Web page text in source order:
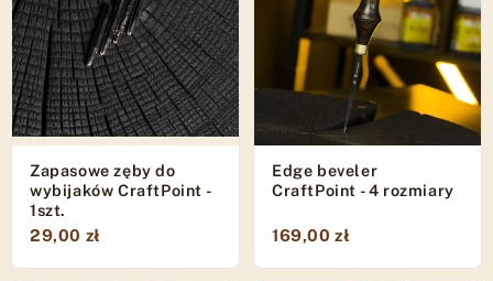
Zapasowe zęby do
wybijaków CraftPoint -
1szt.
29,00 zł
Edge beveler
CraftPoint - 4 rozmiary
169,00 zł